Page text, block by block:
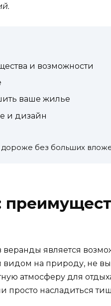
и возможности
ваше жилье
и дизайн
дороже без больших
является
на природу, не
атмосферу для
просто насладиться